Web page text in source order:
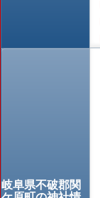
岐阜県不破郡関